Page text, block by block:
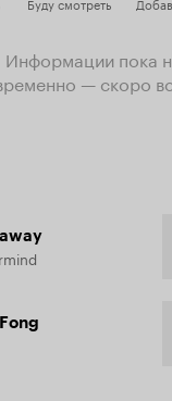
Информации пока
— скоро